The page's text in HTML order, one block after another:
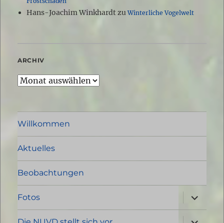
Hans-Joachim WinkhardtzuWinterliche Vogelwelt
ARCHIV
Archiv
Willkommen
Aktuelles
Beobachtungen
Fotos
öffnen